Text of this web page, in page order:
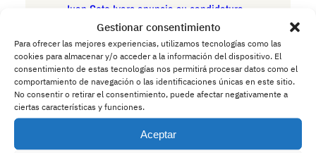
Gestionar consentimiento
Para ofrecer las mejores experiencias, utilizamos tecnologías como las
cookies para almacenar y/o acceder a la información del dispositivo. El
consentimiento de estas tecnologías nos permitirá procesar datos como el
comportamiento de navegación o las identificaciones únicas en este sitio.
No consentir o retirar el consentimiento, puede afectar negativamente a
ciertas características y funciones.
Aceptar
Juan Soto Ivars anuncia su candidatura
para liderar el nuevo frente de izquierdas
en España
mayo 25, 2026
Ayuso mete un 40% de copago a las
ayudas estatales para enfermos de ELA
mayo 15, 2026
Andalucía ante el abismo del
continuismo: las seis razones definitivas
por las que NO se debe votar al PP en